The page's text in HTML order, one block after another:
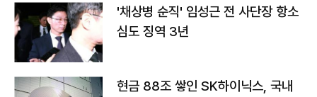
'채상병 순직' 임성근 전 사단장 항소
심도 징역 3년
현금 88조 쌓인 SK하이닉스, 국내